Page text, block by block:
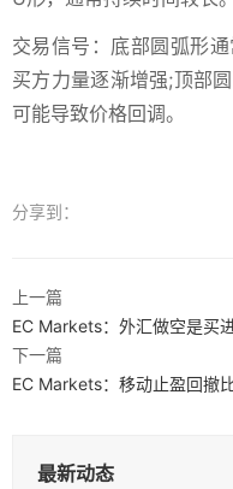
交易信号：底部圆弧形
买方力量逐渐增强;顶部
可能导致价格回调。
分享到：
上一篇
EC Markets：外汇做空是买
下一篇
EC Markets：移动止盈回撤
最新动态